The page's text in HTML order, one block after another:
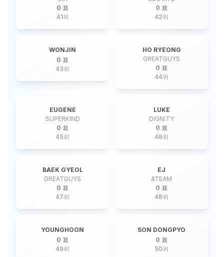
0 표
41위
0 표
42위
WONJIN
0 표
43위
HO RYEONG
GREATGUYS
0 표
44위
EUGENE
SUPERKIND
0 표
45위
LUKE
DIGNITY
0 표
46위
BAEK GYEOL
GREATGUYS
0 표
47위
EJ
&TEAM
0 표
48위
YOUNGHOON
0 표
49위
SON DONGPYO
0 표
50위